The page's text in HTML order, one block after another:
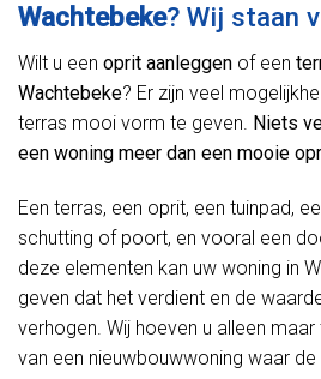
Wachtebeke? Wij staan
Wilt u een oprit aanleggen of een
Wachtebeke? Er zijn veel
terras mooi vorm te geven. Niets
een woning meer dan een mooie
Een terras, een oprit, een tuinpad,
schutting of poort, en vooral een
deze elementen kan uw woning in
geven dat het verdient en de
verhogen. Wij hoeven u alleen
van een nieuwbouwwoning waar